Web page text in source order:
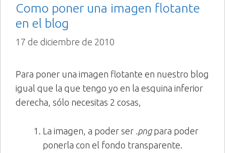
Como poner una imagen flotante
en el blog
17 de diciembre de 2010
Para poner una imagen flotante en nuestro blog
igual que la que tengo yo en la esquina inferior
derecha, sólo necesitas 2 cosas,
La imagen, a poder ser .png para poder
ponerla con el fondo transparente.